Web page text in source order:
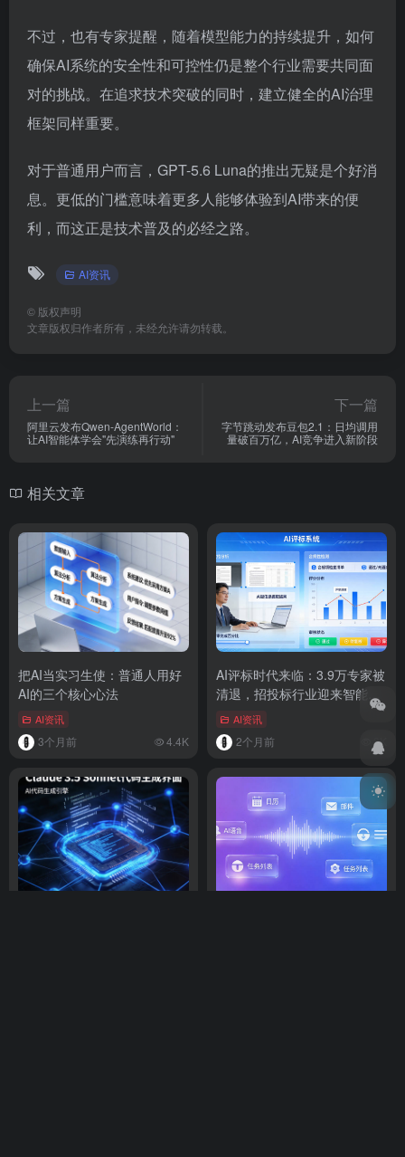
不过，也有专家提醒，随着模型能力的持续提升，如何
确保AI系统的安全性和可控性仍是整个行业需要共同面
对的挑战。在追求技术突破的同时，建立健全的AI治理
框架同样重要。
对于普通用户而言，GPT-5.6 Luna的推出无疑是个好消
息。更低的门槛意味着更多人能够体验到AI带来的便
利，而这正是技术普及的必经之路。
AI资讯
© 版权声明
文章版权归作者所有，未经允许请勿转载。
上一篇
阿里云发布Qwen-AgentWorld：
让AI智能体学会"先演练再行动"
下一篇
字节跳动发布豆包2.1：日均调用
量破百万亿，AI竞争进入新阶段
相关文章
把AI当实习生使：普通人用好
AI的三个核心心法
AI资讯
3个月前 4.4K
AI评标时代来临：3.9万专家被
清退，招投标行业迎来智能化
变革AI资讯
2个月前 3K